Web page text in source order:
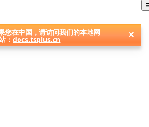
您在中国，请访问我们的本地网
：docs.tsplus.cn ×